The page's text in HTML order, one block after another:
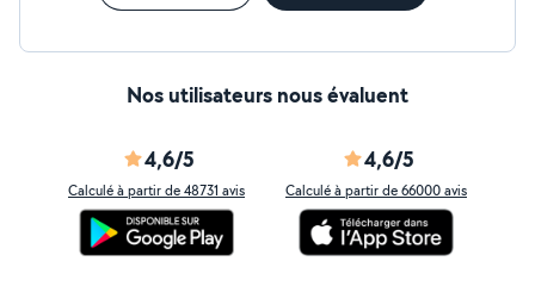
Nos utilisateurs nous évaluent
4,6/5
Calculé à partir de 48731 avis
4,6/5
Calculé à partir de 66000 avis